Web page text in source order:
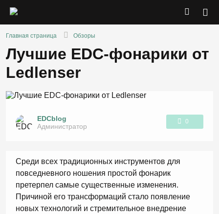
Главная страница Обзоры
Лучшие EDC-фонарики от
Ledlenser
0
EDCblog
Администратор
Среди всех традиционных инструментов для
повседневного ношения простой фонарик
претерпел самые существенные изменения.
Причиной его трансформаций стало появление
новых технологий и стремительное внедрение